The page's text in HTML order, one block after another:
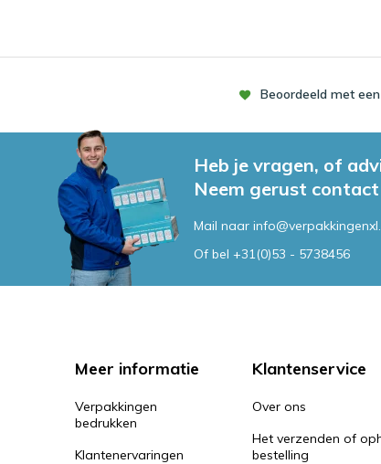
Beoordeeld met
Heb je vragen, of
Neem gerust
Mail naar
Of bel +31(0)53 - 5738456
Meer informatie
Verpakkingen
bedrukken
Klantenervaringen
Klantenservice
Over ons
Het verzenden of
bestelling